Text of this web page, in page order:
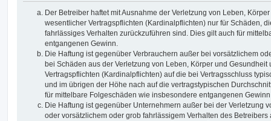
Der Betreiber haftet mit Ausnahme der Verletzung von Leben,
wesentlicher Vertragspflichten (Kardinalpflichten) nur für Schäden,
fahrlässiges Verhalten zurückzuführen sind. Dies gilt auch für
entgangenen Gewinn.
Die Haftung ist gegenüber Verbrauchern außer bei vorsätzlichem
bei Schäden aus der Verletzung von Leben, Körper und
Vertragspflichten (Kardinalpflichten) auf die bei Vertragsschluss
und im übrigen der Höhe nach auf die vertragstypischen
für mittelbare Folgeschäden wie insbesondere entgangenen
Die Haftung ist gegenüber Unternehmern außer bei der Verletzung
oder vorsätzlichem oder grob fahrlässigem Verhalten des Betreibers